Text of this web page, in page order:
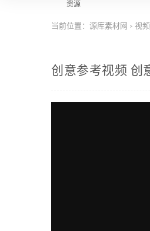
资源
当前位置： 源库素材网 > 视频
创意参考视频 创